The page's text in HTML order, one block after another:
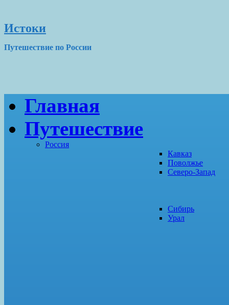
Истоки
Путешествие по России
Главная
Путешествие
Россия
Кавказ
Поволжье
Северо-Запад
Сибирь
Урал